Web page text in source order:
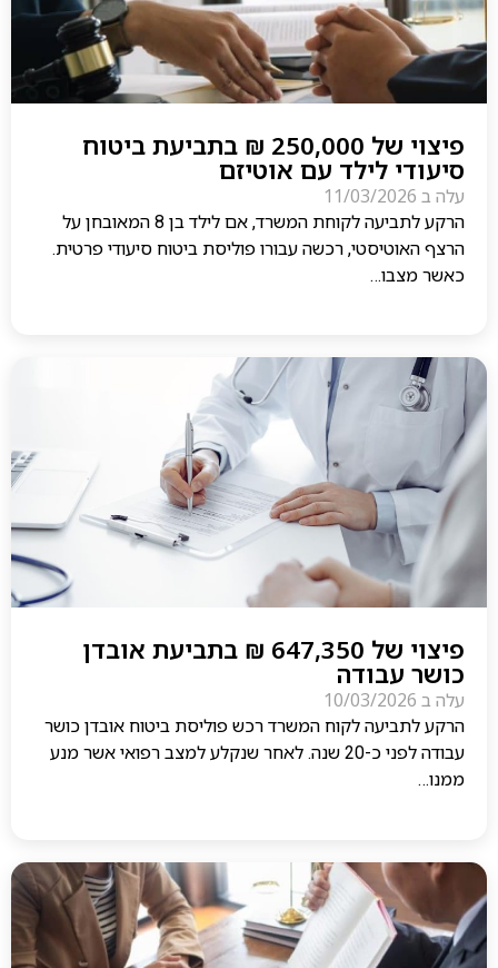
פיצוי של 250,000 ₪ בתביעת ביטוח
סיעודי לילד עם אוטיזם
עלה ב 11/03/2026
הרקע לתביעה לקוחת המשרד, אם לילד בן 8 המאובחן על
הרצף האוטיסטי, רכשה עבורו פוליסת ביטוח סיעודי פרטית.
כאשר מצבו…
פיצוי של 647,350 ₪ בתביעת אובדן
כושר עבודה
עלה ב 10/03/2026
הרקע לתביעה לקוח המשרד רכש פוליסת ביטוח אובדן כושר
עבודה לפני כ-20 שנה. לאחר שנקלע למצב רפואי אשר מנע
ממנו…